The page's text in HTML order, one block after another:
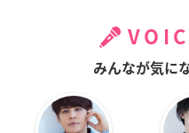
みんなが気に